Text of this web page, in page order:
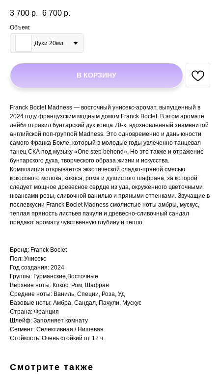
3 700 р. 6 700 р.
Объем:
Духи 20мл
В КОРЗИНУ
Franck Boclet Madness — восточный унисекс-аромат, выпущенный в
2024 году французским модным домом Franck Boclet. В этом аромате
лейбл отразил бунтарский дух конца 70-х, вдохновленный знаменитой
английской поп-группой Madness. Это одновременно и дань юности
самого Франка Бокле, который в молодые годы увлеченно танцевал
танец СКА под музыку «One step behond». Но это также и отражение
бунтарского духа, творческого образа жизни и искусства.
Композиция открывается экзотической сладко-пряной смесью
кокосового молока, кокоса, рома и душистого шафрана, за которой
следует мощное древесное сердце из уда, окруженного цветочными
нюансами розы, сливочной ванилью и пряными оттенками. Звучащие в
послевкусии Franck Boclet Madness смолистые ноты амбры, мускус,
теплая пряность листьев пачули и древесно-сливочный сандал
придают аромату чувственную глубину и тепло.
Бренд: Franck Boclet
Пол: Унисекс
Год создания: 2024
Группы: Гурманские,Восточные
Верхние ноты: Кокос, Ром, Шафран
Средние ноты: Ваниль, Специи, Роза, Уд
Базовые ноты: Амбра, Сандал, Пачули, Мускус
Страна: Франция
Шлейф: Заполняет комнату
Сегмент: Селективная / Нишевая
Стойкость: Очень стойкий от 12 ч.
Смотрите также